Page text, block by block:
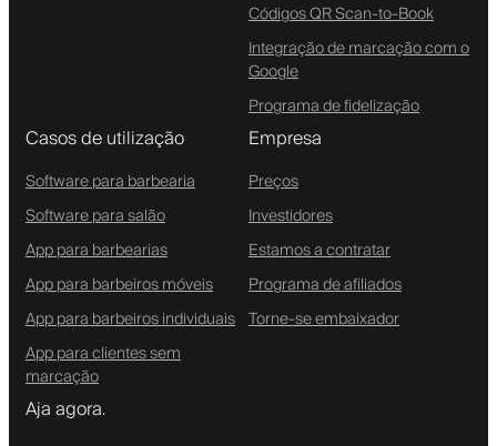
Códigos QR Scan-to-Book
Integração de marcação com o
Google
Programa de fidelização
Casos de utilização
Software para barbearia
Software para salão
App para barbearias
App para barbeiros móveis
App para barbeiros individuais
App para clientes sem
marcação
Empresa
Preços
Investidores
Estamos a contratar
Programa de afiliados
Torne-se embaixador
Aja agora.